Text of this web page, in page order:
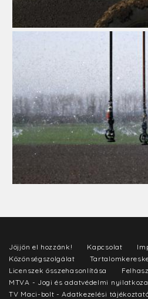
Jöjjön el hozzánk! Kapcsolat
Közönségszolgálat
Licenszek összehasonlítása
MTVA - Jogi és adatvédelmi
TV Maci-bolt - Adatkezelési